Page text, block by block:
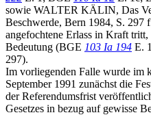
sowie WALTER KÄLIN, Das
Beschwerde, Bern 1984, S. 297
angefochtene Erlass in Kraft
Bedeutung (BGE 103 Ia 194 E.
297).
Im vorliegenden Falle wurde im
September 1991 zunächst die
der Referendumsfrist
Gesetzes in bezug auf gewisse